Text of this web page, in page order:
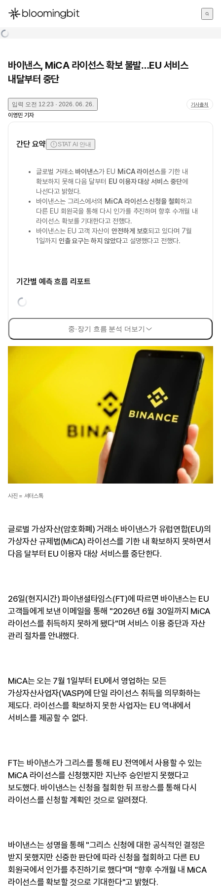
한국어
바이낸스, MiCA 라이선스 확보 불발…EU 서비스
내달부터 중단
입력 오전 12:23 · 2026. 06. 26. 기사출처
이영민 기자
간단 요약 STAT AI 안내
글로벌 거래소 바이낸스가 EU MiCA 라이선스를 기한 내
확보하지 못해 다음 달부터 EU 이용자 대상 서비스 중단에
나선다고 밝혔다.
바이낸스는 그리스에서의 MiCA 라이선스 신청을 철회하고
다른 EU 회원국을 통해 다시 인가를 추진하며 향후 수개월 내
라이선스 확보를 기대한다고 전했다.
바이낸스는 EU 고객 자산이 안전하게 보호되고 있다며 7월
1일까지 인출 요구는 하지 않았다고 설명했다고 전했다.
기간별 예측 흐름 리포트
중·장기 흐름 분석 더보기
사진 = 셔터스톡
글로벌 가상자산(암호화폐) 거래소 바이낸스가 유럽연합(EU)의
가상자산 규제법(MiCA) 라이선스를 기한 내 확보하지 못하면서
다음 달부터 EU 이용자 대상 서비스를 중단한다.
26일(현지시간) 파이낸셜타임스(FT)에 따르면 바이낸스는 EU
고객들에게 보낸 이메일을 통해 "2026년 6월 30일까지 MiCA
라이선스를 취득하지 못하게 됐다"며 서비스 이용 중단과 자산
관리 절차를 안내했다.
MiCA는 오는 7월 1일부터 EU에서 영업하는 모든
가상자산사업자(VASP)에 단일 라이선스 취득을 의무화하는
제도다. 라이선스를 확보하지 못한 사업자는 EU 역내에서
서비스를 제공할 수 없다.
FT는 바이낸스가 그리스를 통해 EU 전역에서 사용할 수 있는
MiCA 라이선스를 신청했지만 지난주 승인받지 못했다고
보도했다. 바이낸스는 신청을 철회한 뒤 프랑스를 통해 다시
라이선스를 신청할 계획인 것으로 알려졌다.
바이낸스는 성명을 통해 "그리스 신청에 대한 공식적인 결정은
받지 못했지만 신중한 판단에 따라 신청을 철회하고 다른 EU
회원국에서 인가를 추진하기로 했다"며 "향후 수개월 내 MiCA
라이선스를 확보할 것으로 기대한다"고 밝혔다.